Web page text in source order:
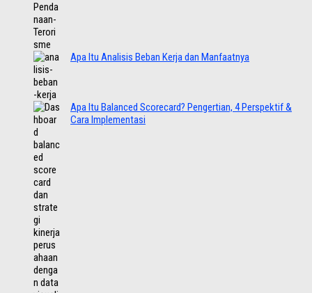
Apa Itu Analisis Beban Kerja dan Manfaatnya
Apa Itu Balanced Scorecard? Pengertian, 4 Perspektif &
Cara Implementasi